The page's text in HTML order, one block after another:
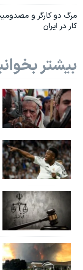
مرگ دو کارگر و
کار در ایران
بیشتر